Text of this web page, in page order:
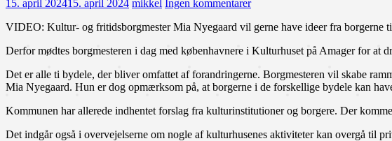
15. april 202415. april 2024 mikkel Ingen kommentarer
VIDEO: Kultur- og fritidsborgmester Mia Nyegaard vil gerne have ideer fra borgerne
Derfor mødtes borgmesteren i dag med københavnere i Kulturhuset på Amager for at
Det er alle ti bydele, der bliver omfattet af forandringerne. Borgmesteren vil skabe
Mia Nyegaard. Hun er dog opmærksom på, at borgerne i de forskellige bydele kan
Kommunen har allerede indhentet forslag fra kulturinstitutioner og borgere. Der
Det indgår også i overvejelserne om nogle af kulturhusenes aktiviteter kan overgå til